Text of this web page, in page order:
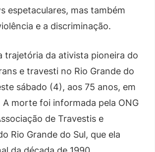
espetaculares, mas também
e a discriminação.
trajetória da ativista pioneira do
e travesti no Rio Grande do
sábado (4), aos 75 anos, em
A morte foi informada pela ONG
de Travestis e
Rio Grande do Sul, que ela